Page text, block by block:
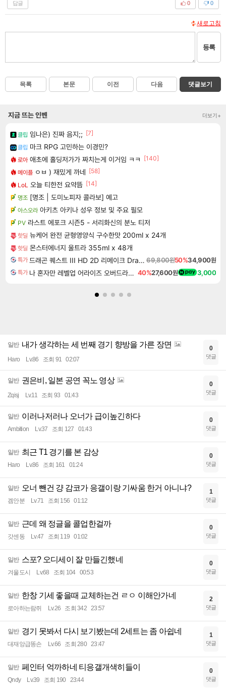
답글 0
0
새로고침
등록
목록 본문 이전 다음 댓글보기
지금 뜨는 인벤 더보기+
클립 임나은) 진짜 음지;; [7]
클립 마크 RPG 고민하는 이경민?
로아 애초에 홀딩저가가 짜치는게 이거임 ㅋㅋ
[140]
메이플 ㅇㅂ ) 재밌게 까네 [58]
LoL 오늘 티한전 요약뜸 [14]
명조 [명조 | 도미노피자 콜라보] 예고
아스오라 아키츠 아키나 성우 정보 및 주요 필모
PV 라스트 에포크 시즌5 - 서리화신의 분노 티저
핫딜 뉴케어 완전 균형영양식 구수한맛 200ml x 24개
핫딜 몬스터에너지 울트라 355ml x 48개
특가 드래곤 퀘스트 III HD 2D 리메이크 Dragon Quest III HD 2D Remake 69,800원50%34,900원
특가 나 혼자만 레벨업 어라이즈 오버드라이브 Solo Leveling Arise 40%27,600원 3,000
일반 내가 생각하는 세 번째 경기 향방을 가른 장면
Haro Lv.86 조회 91 02:07
0
댓글
일반 권은비, 일본 공연 꼭노 영상
Zqisj Lv.11 조회 93 01:43
0
댓글
일반 이러나저러나 오너가 급이높긴하다
Ambition Lv.37 조회 127 01:43
0
댓글
일반 최근 T1 경기를 본 감상
Haro Lv.86 조회 161 01:24
0
댓글
일반 오너 뺀건 걍 감코가 응갤이랑 기싸움 한거 아니냐?
겜안분 Lv.71 조회 156 01:12
1
댓글
일반 근데 왜 정글을 콜업한걸까
갓센동 Lv.47 조회 119 01:02
0
댓글
일반 스포? 오디세이 잘 만들긴했네
겨울도시 Lv.68 조회 104 00:53
0
댓글
일반 한창 기세 좋을때 교체하는건 ㄹㅇ 이해안가네
로아하는람쥐 Lv.26 조회 342 23:57
2
댓글
일반 경기 못봐서 다시 보기봤는데 2세트는 좀 아쉽네
대재앙급똥손 Lv.66 조회 280 23:47
1
댓글
일반 페인터 억까하네 티응갤개색히들이
Qndy Lv.39 조회 190 23:44
0
댓글